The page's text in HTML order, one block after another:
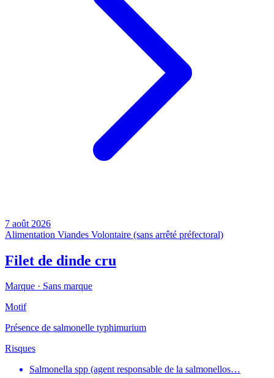
7 août 2026
Alimentation Viandes Volontaire (sans arrêté préfectoral)
Filet de dinde cru
Marque · Sans marque
Motif
Présence de salmonelle typhimurium
Risques
Salmonella spp (agent responsable de la salmonellos…